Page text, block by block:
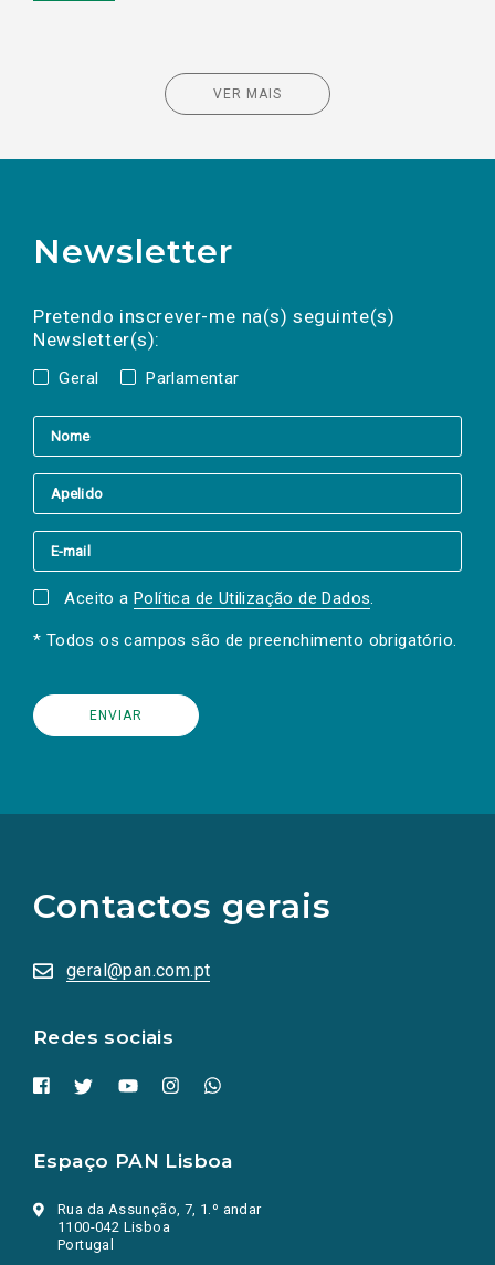
VER MAIS
Newsletter
Pretendo inscrever-me na(s) seguinte(s)
Newsletter(s):
Geral Parlamentar
a(s) newsletter(s).
mail
Aceito a Política de Utilização de Dados.
* Todos os campos são de preenchimento obrigatório.
Contactos gerais
geral@pan.com.pt
Redes sociais
redes
sociais
numa
nova
Espaço PAN Lisboa
Rua da Assunção, 7, 1.º andar
1100-042 Lisboa
Portugal